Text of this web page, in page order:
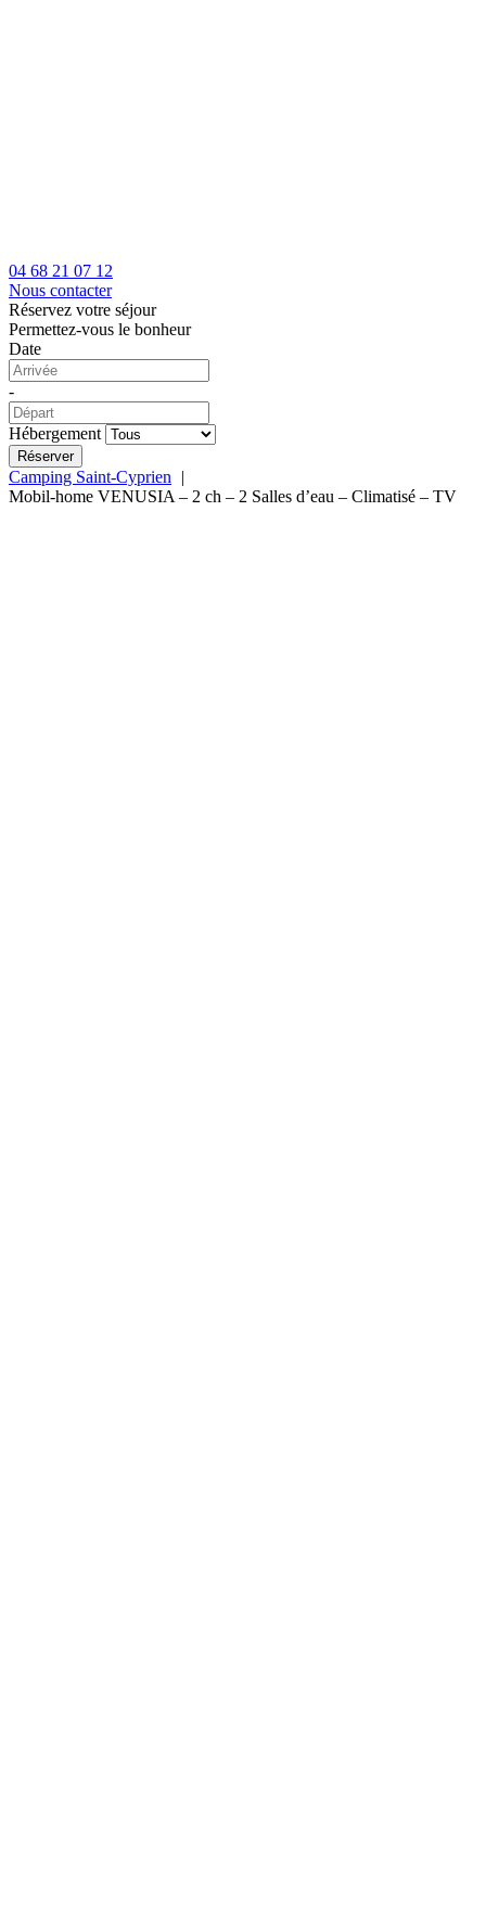
04 68 21 07 12
Nous contacter
Réservez votre séjour
Permettez-vous le bonheur
Date
-
Hébergement
Camping Saint-Cyprien
Mobil-home VENUSIA – 2 ch – 2 Salles d’eau – Climatisé – TV